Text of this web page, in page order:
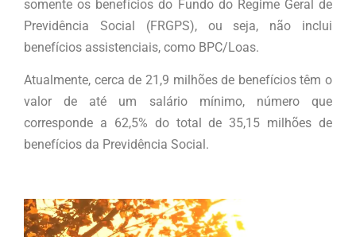
somente os benefícios do Fundo do Regime Geral de
Previdência Social (FRGPS), ou seja, não inclui
benefícios assistenciais, como BPC/Loas.
Atualmente, cerca de 21,9 milhões de benefícios têm o
valor de até um salário mínimo, número que
corresponde a 62,5% do total de 35,15 milhões de
benefícios da Previdência Social.